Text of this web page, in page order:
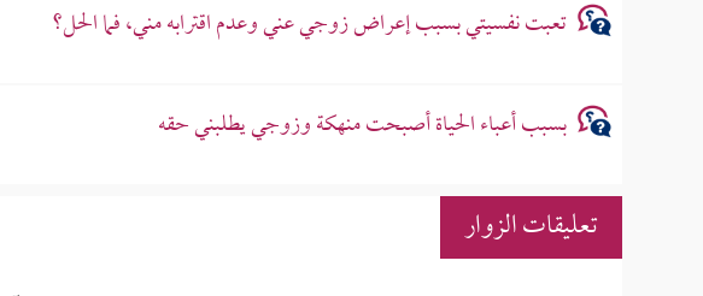
تعبت نفسيتي بسبب إعراض زوجي عني وعدم اقترابه مني، فما الحل؟
بسبب أعباء الحياة أصبحت منهكة وزوجي يطلبني حقه
تعليقات الزوار